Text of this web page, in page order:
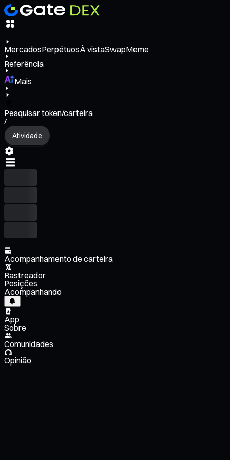
MercadosPerpétuosÀ vistaSwapMeme
Referência
Mais
Pesquisar token/carteira
/
Atividade
Acompanhamento de carteira
Rastreador
Posições
Acompanhando
App
Sobre
Comunidades
Opinião